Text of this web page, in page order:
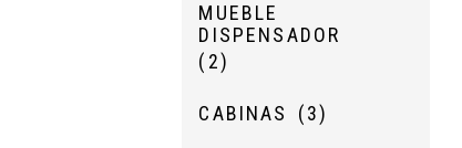
MUEBLE
DISPENSADOR
(2)
CABINAS (3)